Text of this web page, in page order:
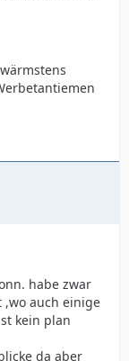
habe zwar
,wo auch einige
kein plan
da aber